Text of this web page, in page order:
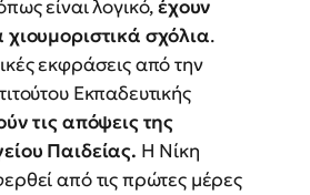
είναι λογικό,έχουν
σχόλια.
εκφράσεις από την
Εκπαδευτικής
τις απόψεις της
Παιδείας. Η Νίκη
από τις πρώτες μέρες